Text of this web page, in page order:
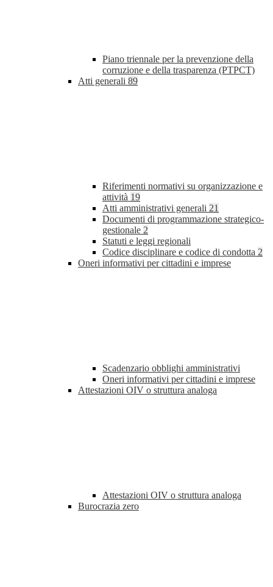
Piano triennale per la prevenzione della
corruzione e della trasparenza (PTPCT)
Atti generali 89
Riferimenti normativi su organizzazione e
attività 19
Atti amministrativi generali 21
Documenti di programmazione strategico-
gestionale 2
Statuti e leggi regionali
Codice disciplinare e codice di condotta 2
Oneri informativi per cittadini e imprese
Scadenzario obblighi amministrativi
Oneri informativi per cittadini e imprese
Attestazioni OIV o struttura analoga
Attestazioni OIV o struttura analoga
Burocrazia zero